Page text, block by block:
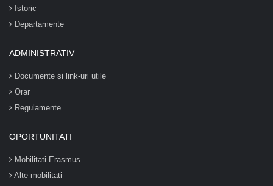
Istoric
Departamente
ADMINISTRATIV
Documente si link-uri utile
Orar
Regulamente
OPORTUNITATI
Mobilitati Erasmus
Alte mobilitati